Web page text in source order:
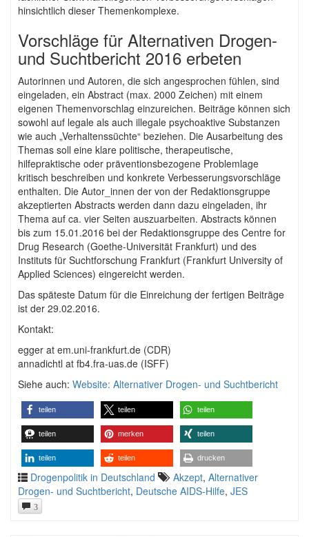
hinsichtlich dieser Themenkomplexe.
Vorschläge für Alternativen Drogen-
und Suchtbericht 2016 erbeten
Autorinnen und Autoren, die sich angesprochen fühlen, sind
eingeladen, ein Abstract (max. 2000 Zeichen) mit einem
eigenen Themenvorschlag einzureichen. Beiträge können sich
sowohl auf legale als auch illegale psychoaktive Substanzen
wie auch „Verhaltenssüchte“ beziehen. Die Ausarbeitung des
Themas soll eine klare politische, therapeutische,
hilfepraktische oder präventionsbezogene Problemlage
kritisch beschreiben und konkrete Verbesserungsvorschläge
enthalten. Die Autor_innen der von der Redaktionsgruppe
akzeptierten Abstracts werden dann dazu eingeladen, ihr
Thema auf ca. vier Seiten auszuarbeiten. Abstracts können
bis zum 15.01.2016 bei der Redaktionsgruppe des Centre for
Drug Research (Goethe-Universität Frankfurt) und des
Instituts für Suchtforschung Frankfurt (Frankfurt University of
Applied Sciences) eingereicht werden.
Das späteste Datum für die Einreichung der fertigen Beiträge
ist der 29.02.2016.
Kontakt:
egger at em.uni-frankfurt.de (CDR)
annadichtl at fb4.fra-uas.de (ISFF)
Siehe auch: Website: Alternativer Drogen- und Suchtbericht
teilen teilen teilen
teilen merken teilen
teilen teilen drucken
Drogenpolitik in Deutschland Akzept, Alternativer
Drogen- und Suchtbericht, Deutsche AIDS-Hilfe, JES
3